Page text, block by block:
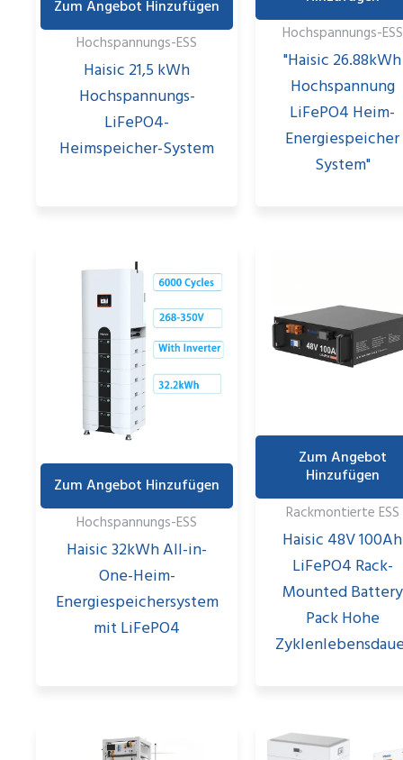
Zum Angebot Hinzufügen
Hochspannungs-ESS
Haisic 21,5 kWh
Hochspannungs-
LiFePO4-
Heimspeicher-System
Hochspannungs-ESS
"Haisic 26.88kWh
Hochspannung
LiFePO4 Heim-
Energiespeicher
System"
Zum Angebot Hinzufügen
Hochspannungs-ESS
Haisic 32kWh All-in-
One-Heim-
Energiespeichersystem
mit LiFePO4
Zum Angebot
Hinzufügen
Rackmontierte ESS
Haisic 48V 100Ah
LiFePO4 Rack-
Mounted Battery
Pack Hohe